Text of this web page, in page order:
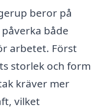
beror på
både
arbetet. Först
storlek och form
kräver mer
vilket